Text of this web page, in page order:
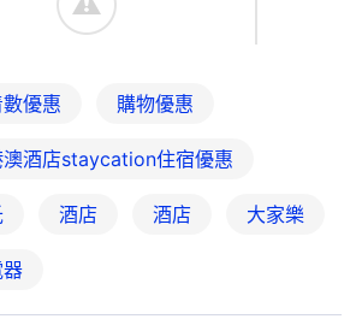
優惠 購物優惠
澳酒店staycation住宿優惠
酒店 酒店 大家樂